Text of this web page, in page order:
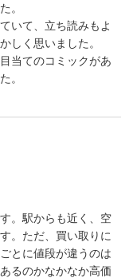
。
いて、立ち読みもよ
しく思いました。
当てのコミックがあ
。
。駅からも近く、空
。ただ、買い取りに
とに値段が違うのは
るのかなかなか高価